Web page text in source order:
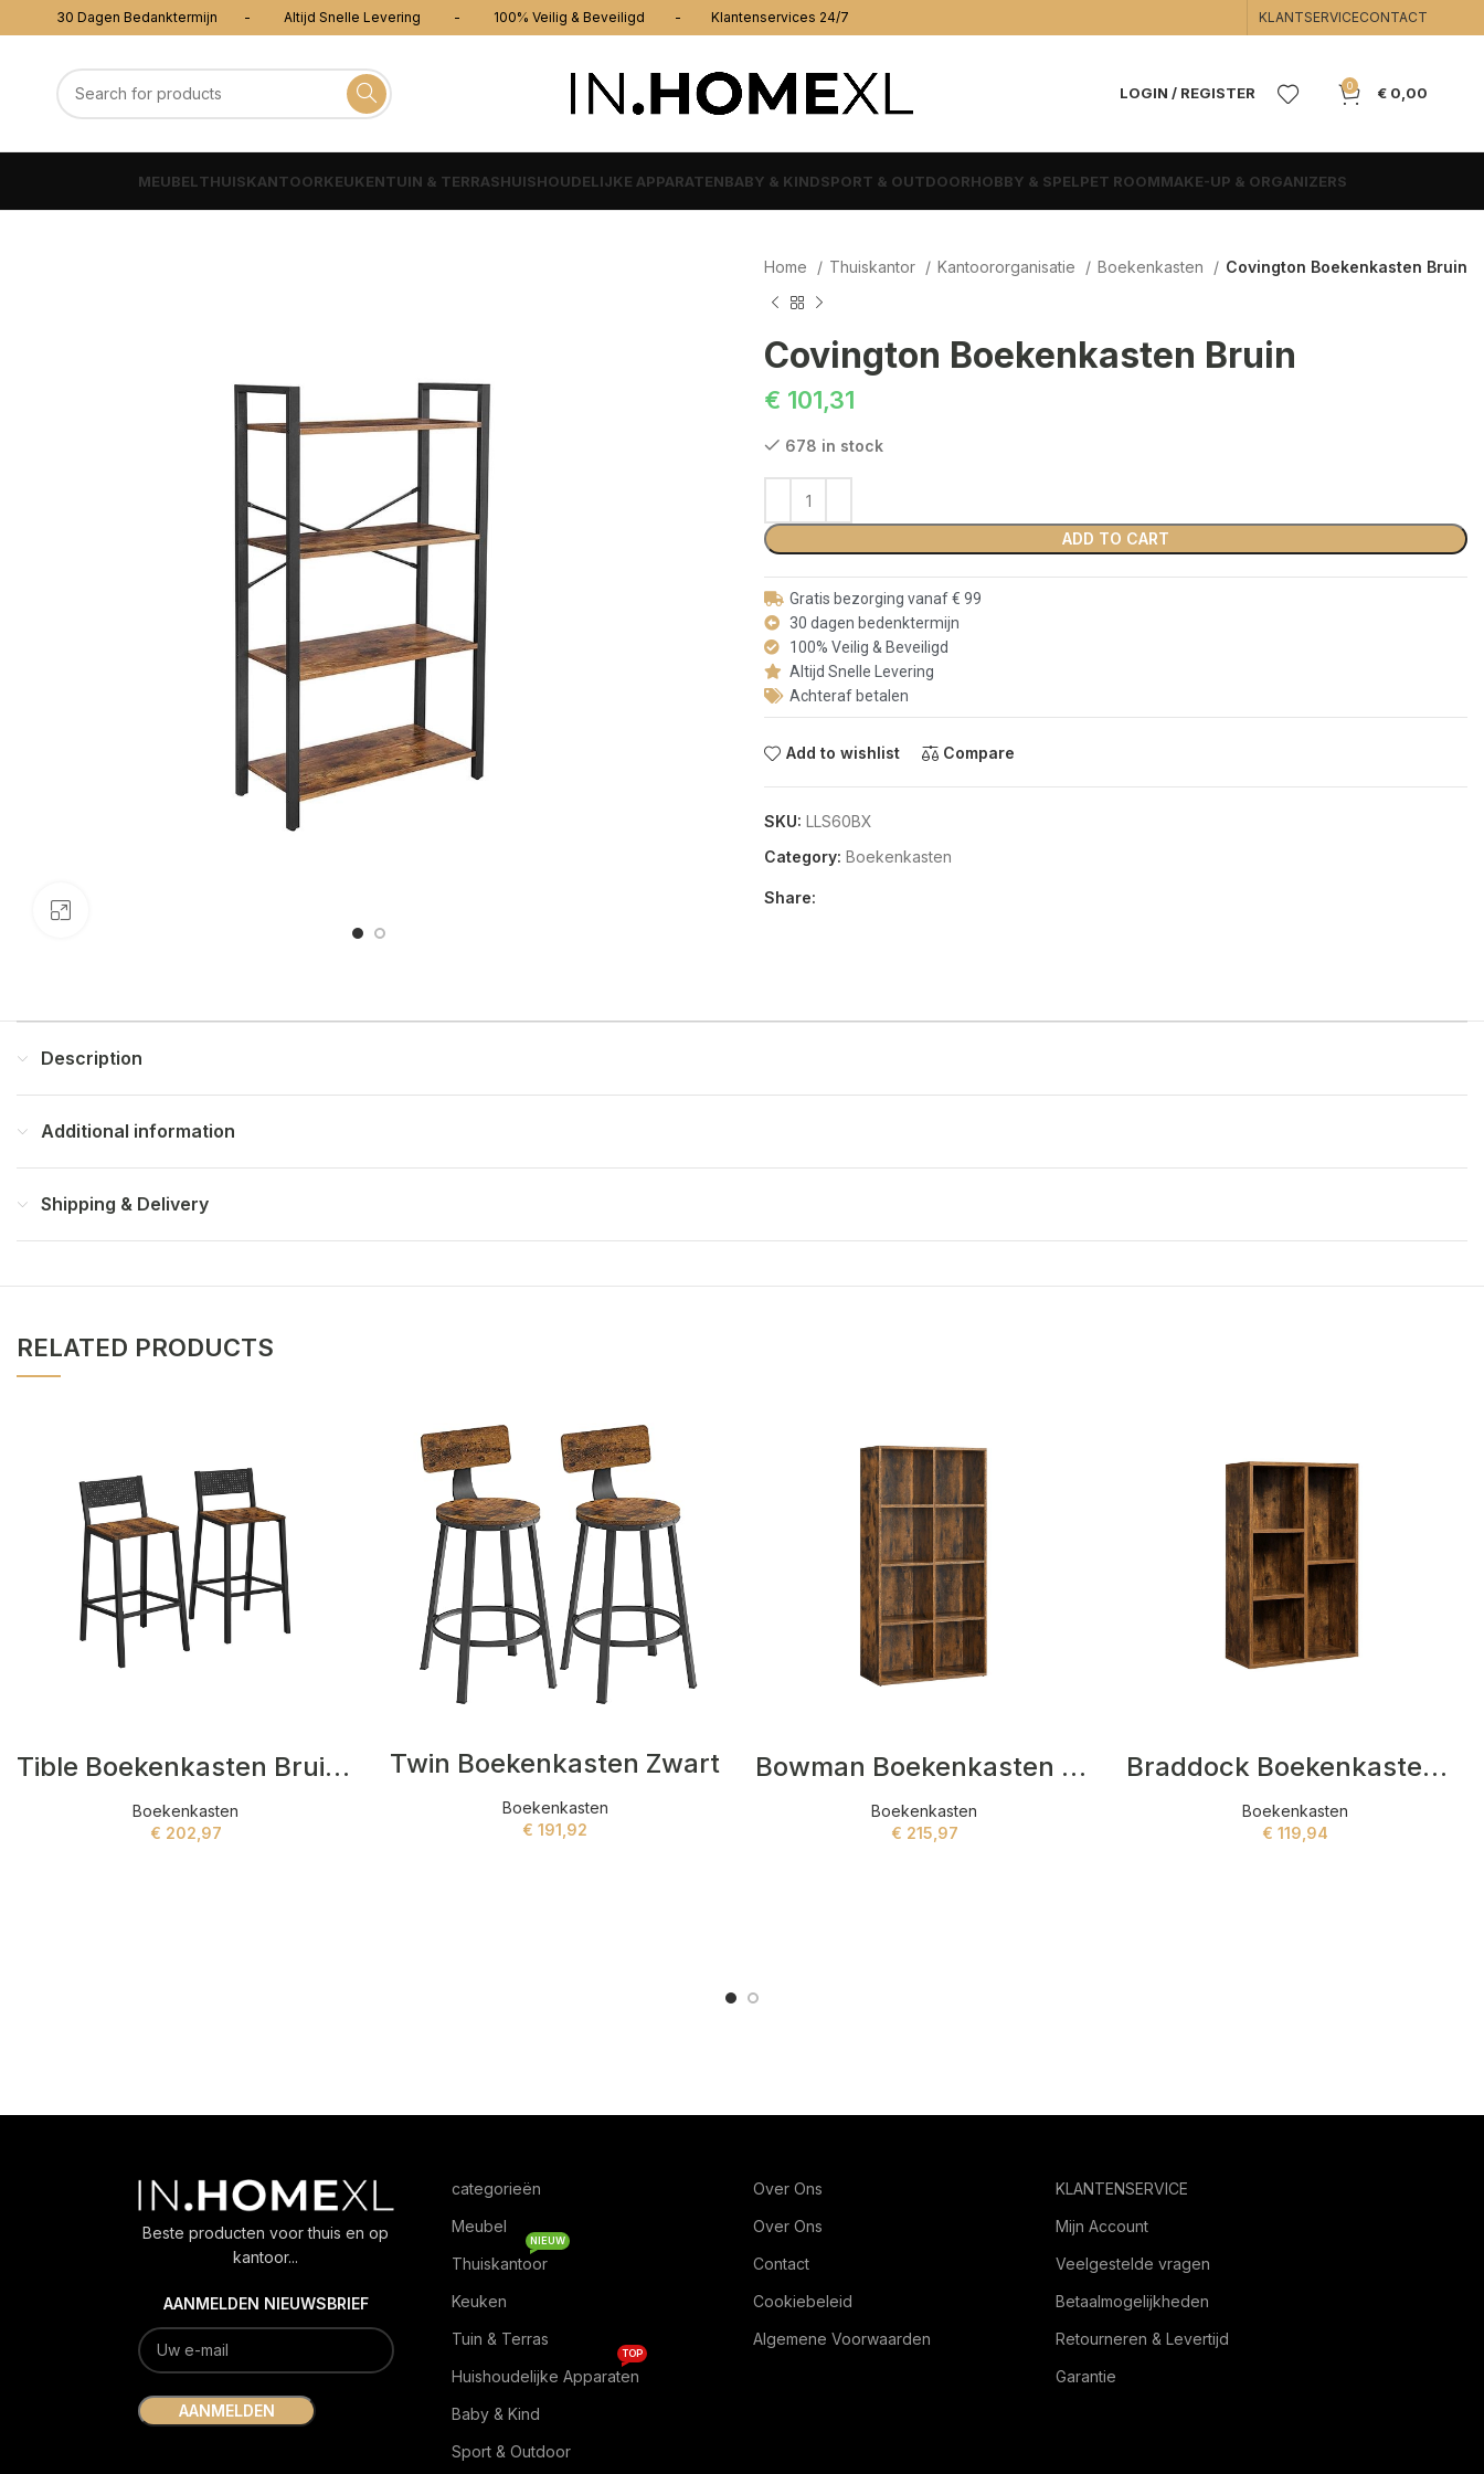
30 Dagen Bedanktermijn - Altijd Snelle Levering - 100% Veilig & Beveiligd - Klantenservices 24/7 KLANTSERVICECONTACT
LOGIN / REGISTER 0 € 0,00
MEUBEL THUISKANTOORKEUKENTUIN & TERRASHUISHOUDELIJKE APPARATENBABY & KINDSPORT & OUTDOORHOBBY & SPEL PET ROOMMAKE-UP & ORGANIZERS
Home Thuiskantor Kantoororganisatie Boekenkasten Covington Boekenkasten Bruin
Covington Boekenkasten Bruin
€ 101,31
678 in stock
ADD TO CART
Gratis bezorging vanaf € 99
30 dagen bedenktermijn
100% Veilig & Beveiligd
Altijd Snelle Levering
Achteraf betalen
Add to wishlist Compare
SKU: LLS60BX
Category: Boekenkasten
Share:
Description
Additional information
Shipping & Delivery
RELATED PRODUCTS
Tible Boekenkasten Bruin,Zwart
Boekenkasten
€ 202,97
Twin Boekenkasten Zwart
Boekenkasten
€ 191,92
Bowman Boekenkasten Bruin
Boekenkasten
€ 215,97
Braddock Boekenkasten Bruin
Boekenkasten
€ 119,94
Beste producten voor thuis en op
kantoor...
AANMELDEN NIEUWSBRIEF
categorieën
Meubel
Thuiskantoor
NIEUW
Keuken
Tuin & Terras
Huishoudelijke Apparaten
TOP
Baby & Kind
Sport & Outdoor
Over Ons
Over Ons
Contact
Cookiebeleid
Algemene Voorwaarden
KLANTENSERVICE
Mijn Account
Veelgestelde vragen
Betaalmogelijkheden
Retourneren & Levertijd
Garantie